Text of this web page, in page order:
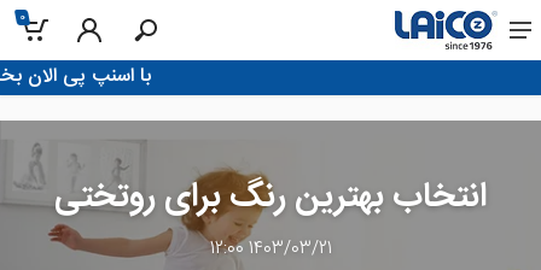
0
!با اسنپ پی الان بخر، تو 4 قسط
انتخاب بهترین رنگ برای روتختی
1403/03/21 12:00